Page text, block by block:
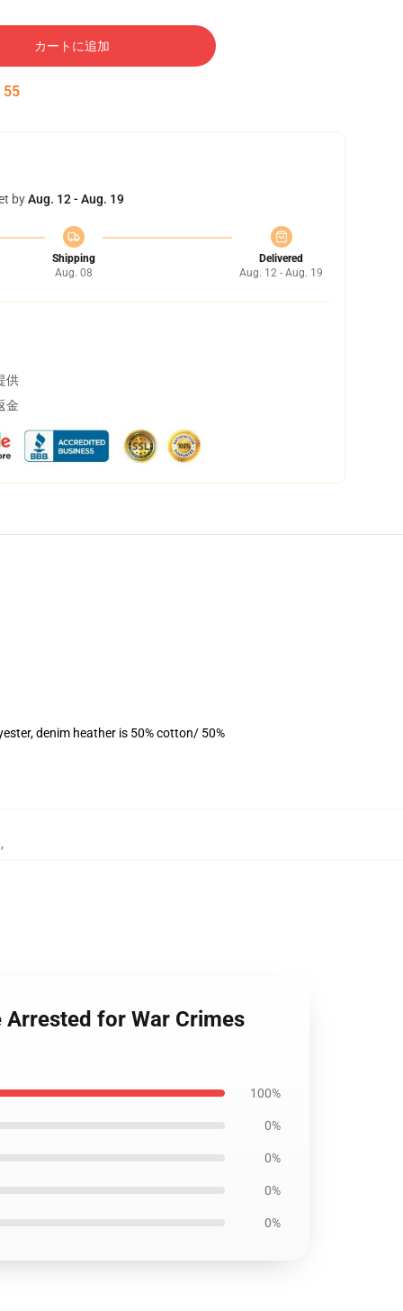
カートに追加
54
byAug. 12 - Aug. 19
Shipping
Aug. 08
Delivered
Aug. 12 - Aug. 19
供
金
denim heather is 50% cotton/ 50%
,
Arrested for War Crimes
100%
0%
0%
0%
0%